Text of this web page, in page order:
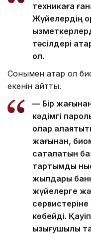
техникаға
Жүйелердің
тәсілдері
ол.
Сонымен қатар ол
екенін айтты.
— Бір
кәдімгі
олар
жағынан,
сақталатын
тартымды
жылдары
жүйелерге
көбейді.
қызығушылық